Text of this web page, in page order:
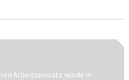
Arbeitseinsatz wurde in